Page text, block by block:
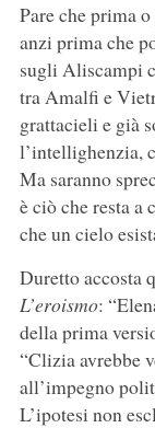
Pare che prima
anzi prima che
sugli Aliscampi
tra Amalfi e
grattacieli e già
l’intellighenzia,
Ma saranno
è ciò che resta a
che un cielo
Duretto accosta
L’eroismo:
della prima
“Clizia avrebbe
all’impegno
L’ipotesi non